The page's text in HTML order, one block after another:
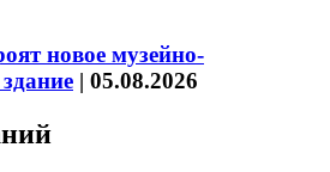
новое музейно-
| 05.08.2026